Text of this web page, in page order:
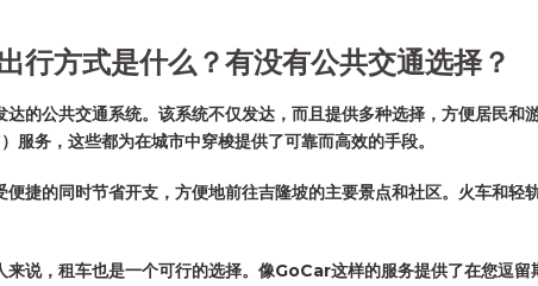
行方式是什么？有没有公共交通选择？
的公共交通系统。该系统不仅发达，而且提供多种选择，方便居民和
务，这些都为在城市中穿梭提供了可靠而高效的手段。
捷的同时节省开支，方便地前往吉隆坡的主要景点和社区。火车和轻
说，租车也是一个可行的选择。像GoCar这样的服务提供了在您逗